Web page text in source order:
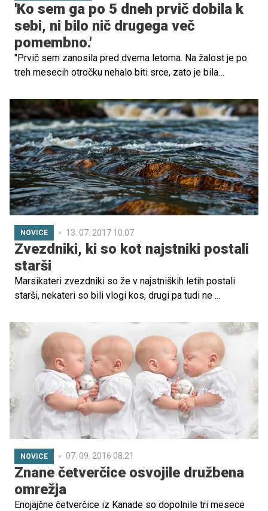
'Ko sem ga po 5 dneh prvič dobila k
sebi, ni bilo nič drugega več
pomembno.'
"Prvič sem zanosila pred dvema letoma. Na žalost je po
treh mesecih otročku nehalo biti srce, zato je bila
odlašala, pred zanositvijo sem opravila tudi več
pregledov, da bi se prepričala, da ni moje telo tisto, ki je
bilo krivo," v svoji zgodbi piše Cassandra Kralj, ki je v 29.
tednu rodila svojega junaka Adriana.
NOVICE 13. 07. 2017 10.07
Zvezdniki, ki so kot najstniki postali
starši
Marsikateri zvezdniki so že v najstniških letih postali
starši, nekateri so bili vlogi kos, drugi pa tudi ne ...
NOVICE 07. 09. 2016 08.21
Znane četverčice osvojile družbena
omrežja
Enojajčne četverčice iz Kanade so dopolnile tri mesece